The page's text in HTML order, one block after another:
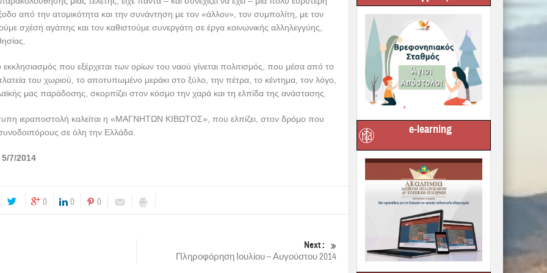
από την ατομικότητα και την συνάντηση με τον «άλλον», τον συμπολίτη, με τον
σχέση αγάπης και τον καθιστούμε συνεργάτη σε έργα κοινωνικής αλληλεγγύης,
που εξέρχεται των ορίων του ναού γίνεται πολιτισμός, που μέσα από το
του χωριού, το αποτυπωμένο μεράκι στο ξύλο, την πέτρα, το κέντημα, τον λόγο,
μας παράδοσης, σκορπίζει στον κόσμο την χαρά και τη ελπίδα της ανάστασης.
ιεραποστολή καλείται η «ΜΑΓΝΗΤΩΝ ΚΙΒΩΤΟΣ», που ελπίζει, στον δρόμο που
σε όλη την Ελλάδα.
7/2014
0 0 0
Next :
Πληροφόρηση Ιουλίου – Αυγούστου 2014
e-learning